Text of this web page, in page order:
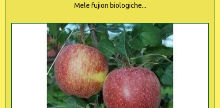
Mele fujion biologiche...